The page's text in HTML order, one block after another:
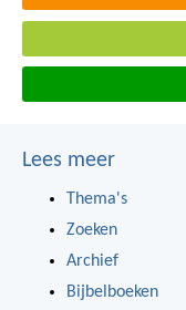
Lees meer
Thema's
Zoeken
Archief
Bijbelboeken